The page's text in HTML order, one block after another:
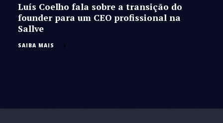
Luís Coelho fala sobre a transição do
founder para um CEO profissional na
Sallve
SAIBA MAIS